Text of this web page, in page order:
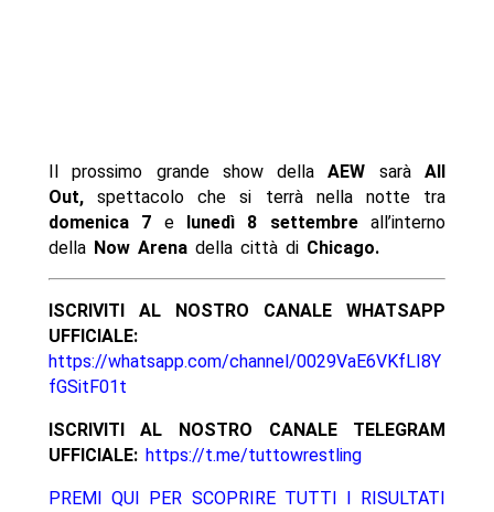
Il prossimo grande show dellaAEW saràAll
Out,spettacolo che si terrà nella notte tra
domenica 7 elunedì 8 settembreall’interno
della Now Arenadella città di Chicago.
ISCRIVITI AL NOSTRO CANALE WHATSAPP
UFFICIALE:
https://whatsapp.com/channel/0029VaE6VKfLI8Y
fGSitF01t
ISCRIVITI AL NOSTRO CANALE TELEGRAM
UFFICIALE: https://t.me/tuttowrestling
PREMI QUI PER SCOPRIRE TUTTI I RISULTATI